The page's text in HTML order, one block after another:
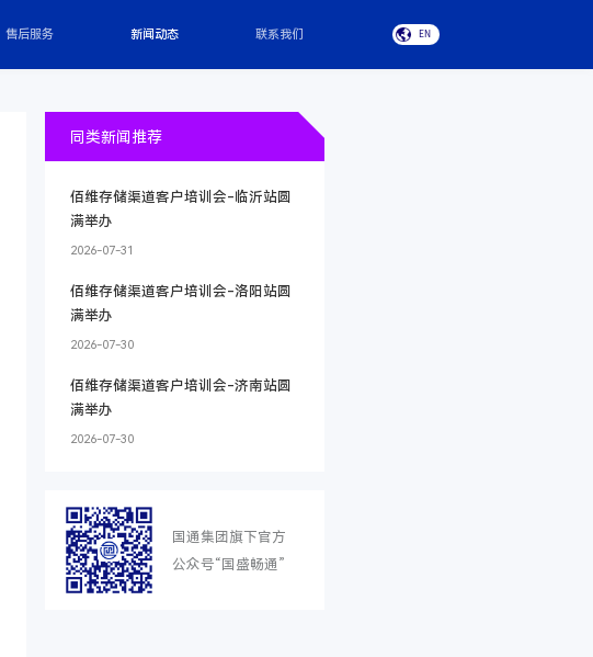
售后服务 新闻动态 联系我们 EN
同类新闻推荐
佰维存储渠道客户培训会-临沂站圆
满举办
2026-07-31
佰维存储渠道客户培训会-洛阳站圆
满举办
2026-07-30
佰维存储渠道客户培训会-济南站圆
满举办
2026-07-30
国通集团旗下官方
公众号“国盛畅通”